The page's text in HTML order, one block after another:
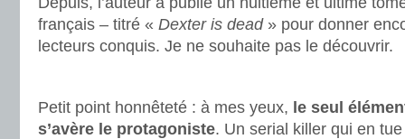
français – titré « Dexter is dead» pour donner
lecteurs conquis. Je ne souhaite pas le découvrir.
Petit point honnêteté : à mes yeux, le seul
s’avère le protagoniste. Un serial killer qui en